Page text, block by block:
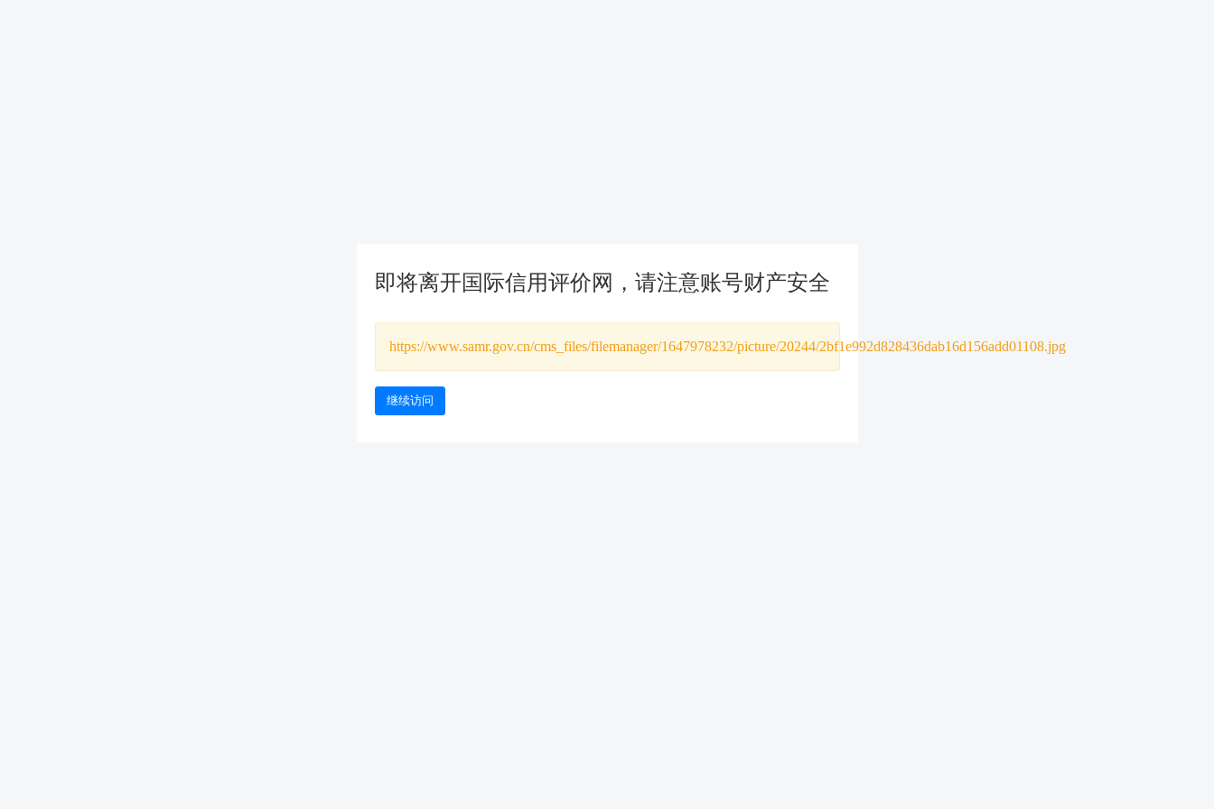
即将离开国际信用评价网，请注意账号财产安全
https://www.samr.gov.cn/cms_files/filemanager/1647978232/picture/20244/2bf1e992d828436dab16d156add01108.jpg
继续访问